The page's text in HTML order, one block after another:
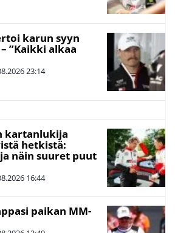
karun syyn
”Kaikki alkaa
23:14
kartanlukija
hetkistä:
näin suuret puut
16:44
paikan MM-